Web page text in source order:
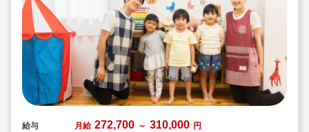
給与 月給 272,700 ～ 310,000 円